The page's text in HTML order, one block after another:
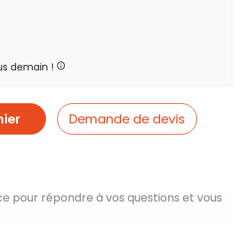
demain !
Demande de devis
pour répondre à vos questions et vous